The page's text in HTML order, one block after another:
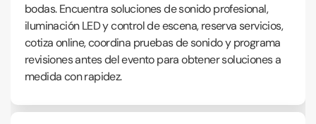
bodas. Encuentra soluciones de sonido profesional,
iluminación LED y control de escena, reserva servicios,
cotiza online, coordina pruebas de sonido y programa
revisiones antes del evento para obtener soluciones a
medida con rapidez.